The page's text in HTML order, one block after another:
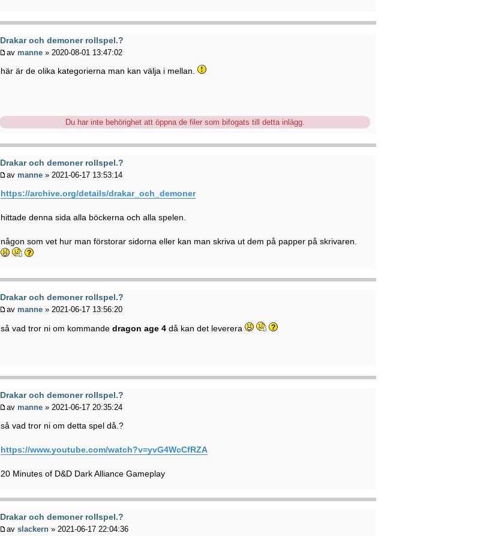
Drakar och demoner rollspel.?
avmanne » 2020-08-01 13:47:02
här är de olika kategorierna man kan välja i mellan.
Du har inte behörighet att öppna de filer som bifogats till detta inlägg.
Drakar och demoner rollspel.?
avmanne » 2021-06-17 13:53:14
https://archive.org/details/drakar_och_demoner
hittade denna sida alla böckerna och alla spelen.
någon som vet hur man förstorar sidorna eller kan man skriva ut dem på papper på skrivaren.
Drakar och demoner rollspel.?
avmanne » 2021-06-17 13:56:20
så vad tror ni om kommandedragon age 4då kan det leverera
Drakar och demoner rollspel.?
avmanne » 2021-06-17 20:35:24
så vad tror ni om detta spel då.?
https://www.youtube.com/watch?v=yvG4WcCfRZA
20 Minutes of D&D Dark Alliance Gameplay
Drakar och demoner rollspel.?
avslackern » 2021-06-17 22:04:36